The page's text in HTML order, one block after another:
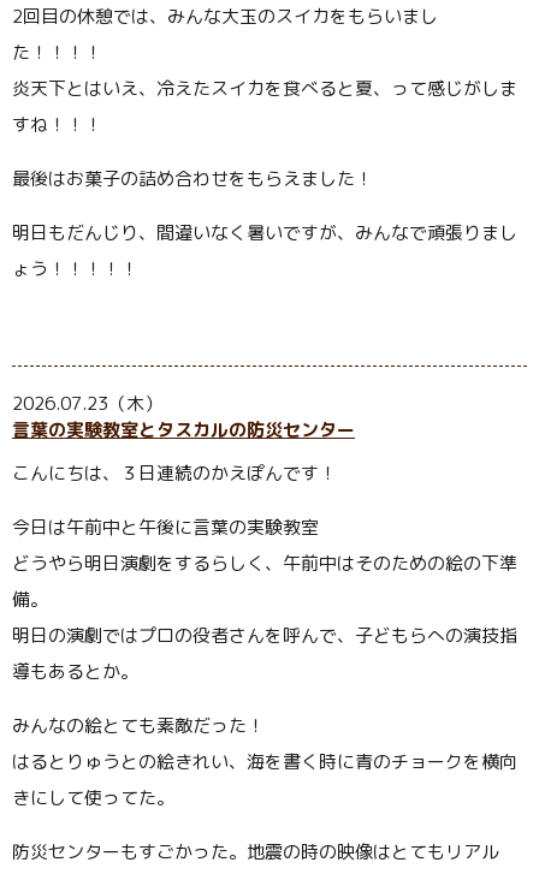
2回目の休憩では、みんな大玉のスイカをもらいまし
た！！！！
炎天下とはいえ、冷えたスイカを食べると夏、って感じがしま
すね！！！
最後はお菓子の詰め合わせをもらえました！
明日もだんじり、間違いなく暑いですが、みんなで頑張りまし
ょう！！！！！
2026.07.23（木）
言葉の実験教室とタスカルの防災センター
こんにちは、３日連続のかえぽんです！
今日は午前中と午後に言葉の実験教室
どうやら明日演劇をするらしく、午前中はそのための絵の下準
備。
明日の演劇ではプロの役者さんを呼んで、子どもらへの演技指
導もあるとか。
みんなの絵とても素敵だった！
はるとりゅうとの絵きれい、海を書く時に青のチョークを横向
きにして使ってた。
防災センターもすごかった。地震の時の映像はとてもリアル